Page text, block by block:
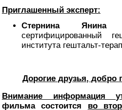
Приглашенный эксперт:
Стернина Янина
сертифицированный
института гештальт-
Дорогие друзья, добро
Внимание информация
фильма состоится во